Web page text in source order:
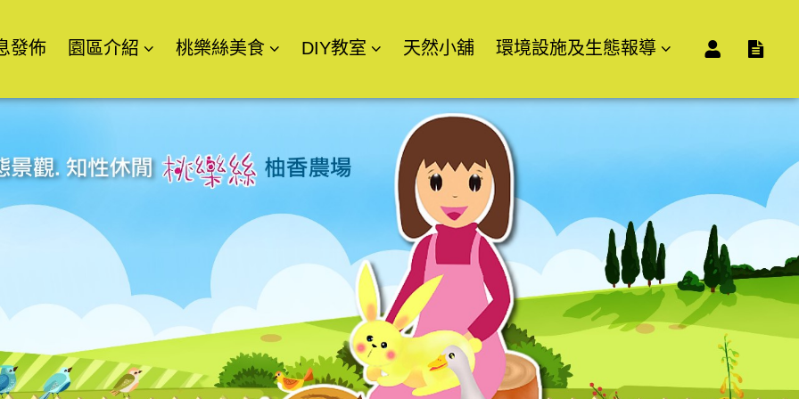
發佈 園區介紹 桃樂絲美食 DIY教室 天然小舖 環境設施及生態報導